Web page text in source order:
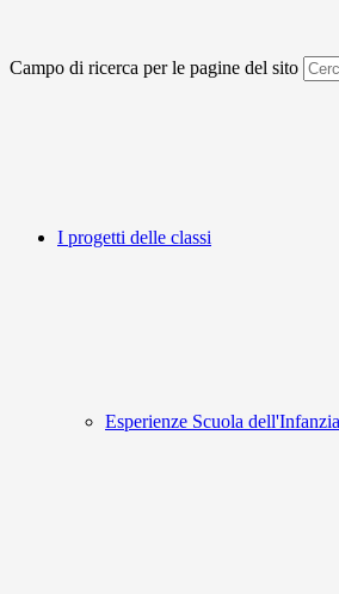
Campo di ricerca per le pagine del sito
I progetti delle classi
Esperienze Scuola dell'Infanzia